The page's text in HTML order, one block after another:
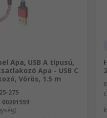
Apa, USB A típusú,
Apa - USB C
Vörös, 1.5 m
275
00201559